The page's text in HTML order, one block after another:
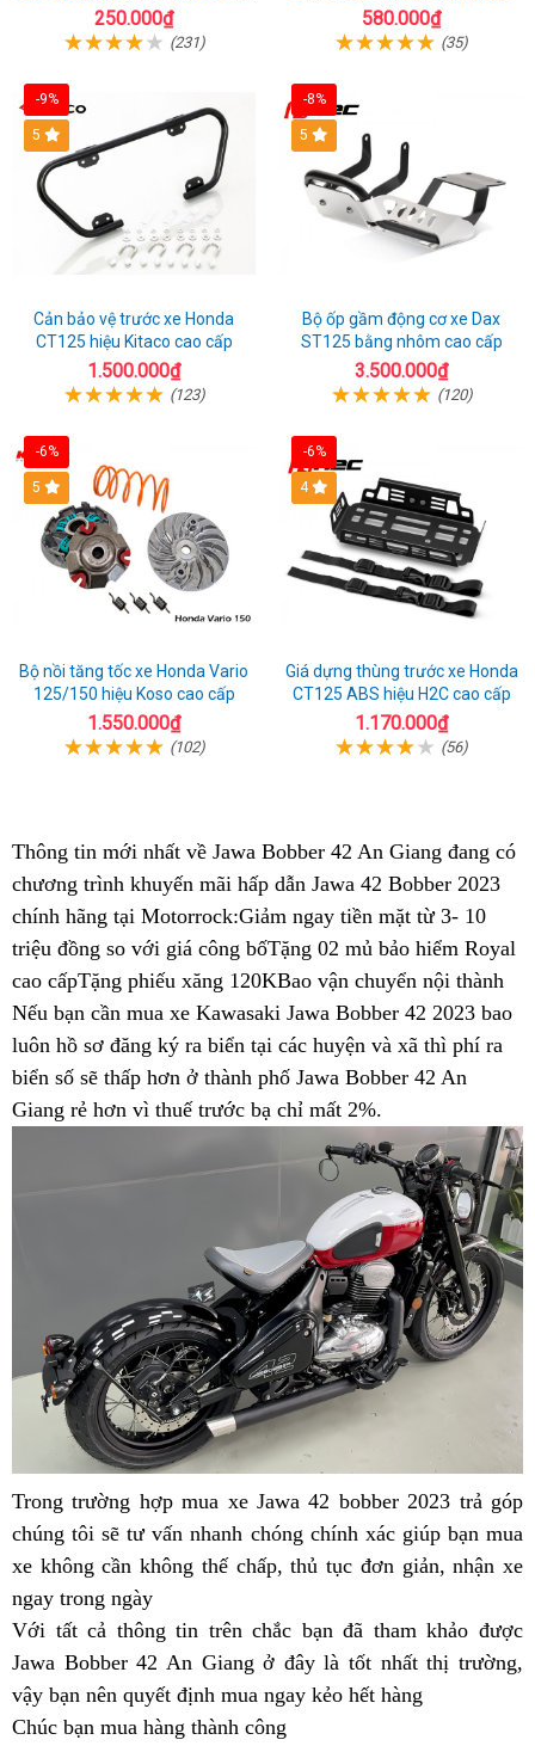
máy
250.000₫
(231)
580.000₫
(35)
-9%
5
Cản bảo vệ trước xe Honda
CT125 hiệu Kitaco cao cấp
1.500.000₫
(123)
-8%
5
Bộ ốp gầm động cơ xe Dax
ST125 bằng nhôm cao cấp
3.500.000₫
(120)
-6%
5
Bộ nồi tăng tốc xe Honda Vario
125/150 hiệu Koso cao cấp
1.550.000₫
(102)
-6%
4
Giá dựng thùng trước xe Honda
CT125 ABS hiệu H2C cao cấp
1.170.000₫
(56)
Thông tin mới nhất về Jawa Bobber 42 An Giang đang có
chương trình khuyến mãi khuyến
mãi
hấp dẫn Jawa 42 Bobber 2023
chính hãng tại Motorrock:Giảm ngay tiền mặt từ 3- 10
triệu đồng so với giá công bốđịa
chỉ
Tặng 02 mủ bảo hiểm Royal
cao cấpTặng phiếu xăng 120Knội
địa
Bao vận chuyển nội thành
lý
Nếu bạn cần mua xe Kawasaki Jawa Bobber 42 2023 thảo
luận
bao
luôn hồ sơ đăng ký ra biển Jawa
42
cực
tại
Giang
tại các huyện và xã thì phí ra
biển số sẽ thấp hơn ở thành phố sửa
chữa
Jawa
An
Giang
tốt
không
Jawa Bobber 42 An
Giang rẻ hơn vì thuế trước bạ chỉ mất 2%Jawa
42
cực
chất
tại
An
Giang
.
Trong trường hợpJawa
42
An
giá
tốt
mua xe Jawa 42 bobber 2023 trả góp
chúng tôi sẽ tư vấn nhanh chóng chính xác giúp bạnJawa
42
Giang
giá
mua
xe không cần không thế chấp, adventure
thủ tục đơn giản, thay
nhận xe
ngay trong ngày
mới
màu
sơn
mới
Với tất cả thông tin trênmua
trả
góp
0
chắc bạn đã tham khảo được
Jawa Bobber 42 An Giang ở đây là tốt nhất thị trường,
vậy bạn nên mua
trả
quyết định mua ngay kẻo hết hàng
Chúc bạn mua hàng thành công